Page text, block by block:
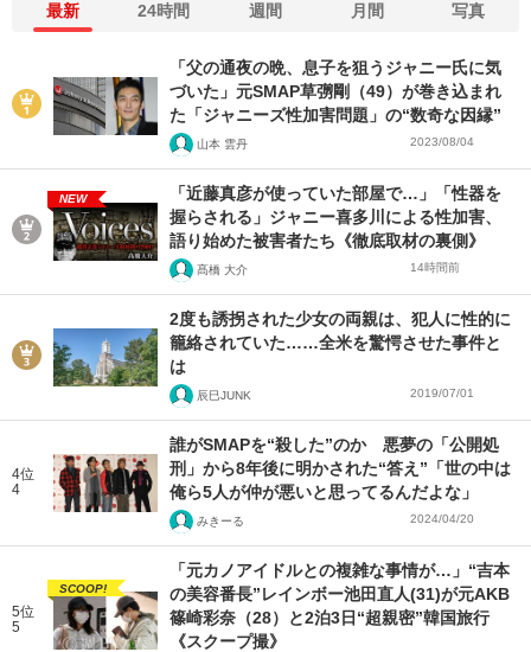
最新 24時間 週間 月間 写真
「父の通夜の晩、息子を狙うジャニー氏に気
づいた」元SMAP草彅剛（49）が巻き込まれ
た「ジャニーズ性加害問題」の“数奇な因縁”
山本 雲丹 2023/08/04
NEW
「近藤真彦が使っていた部屋で…」「性器を
握らされる」ジャニー喜多川による性加害、
語り始めた被害者たち《徹底取材の裏側》
髙橋 大介 14時間前
2度も誘拐された少女の両親は、犯人に性的に
籠絡されていた……全米を驚愕させた事件と
は
辰巳JUNK 2019/07/01
4位
4
誰がSMAPを“殺した”のか 悪夢の「公開処
刑」から8年後に明かされた“答え”「世の中は
俺ら5人が仲が悪いと思ってるんだよな」
みきーる 2024/04/20
5位
5
SCOOP!
「元カノアイドルとの複雑な事情が…」“吉本
の美容番長”レインボー池田直人(31)が元AKB
篠崎彩奈（28）と2泊3日“超親密”韓国旅行
《スクープ撮》